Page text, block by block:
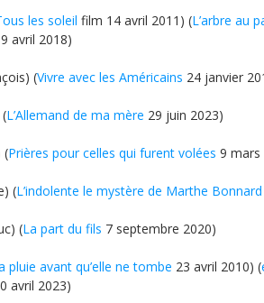
les soleil film 14 avril 2011) (L’arbre au
avril 2018)
(Vivre avec les Américains 24 janvier
L’Allemand de ma mère 29 juin 2023)
(Prières pour celles qui furent volées 9 mars
(L’indolente le mystère de Marthe Bonnard
(La part du fils 7 septembre 2020)
pluie avant qu’elle ne tombe 23 avril 2010) (
avril 2023)